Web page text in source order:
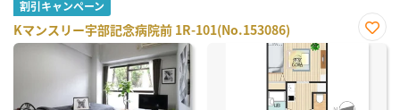
割引キャンペーン
Kマンスリー宇部記念病院前 1R-101(No.153086)
お気